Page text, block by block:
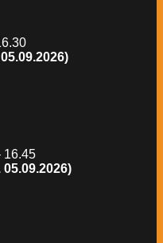
16.45